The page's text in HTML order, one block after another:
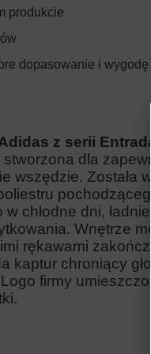
produkcie
dopasowanie i
z serii
stworzona dla
wszędzie. Została
w chłodne dni,
Wnętrze
rękawami
kaptur chroniący
firmy